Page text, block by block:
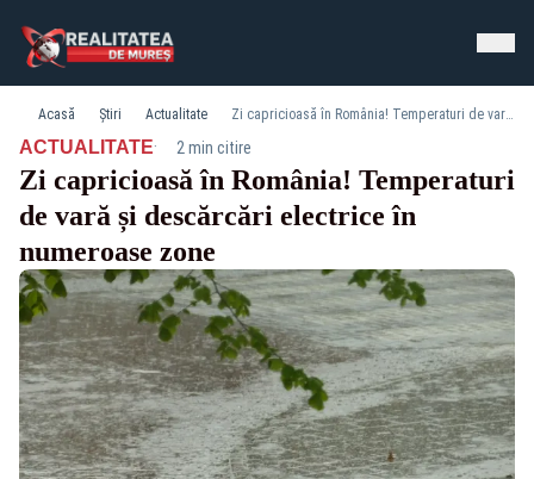
Acasă Știri Actualitate Zi capricioasă în România! Temperaturi de vară și descărcări electrice în numeroase zone
ACTUALITATE· 2 min citire
Zi capricioasă în România! Temperaturi
de vară și descărcări electrice în
numeroase zone